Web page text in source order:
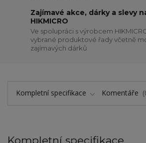
Zajímavé akce, dárky a slevy
HIKMICRO
Ve spolupráci s výrobcem
vybrané produktové řady včetně
zajímavých dárků
Kompletní specifikace Komentáře
Kompletní specifikace